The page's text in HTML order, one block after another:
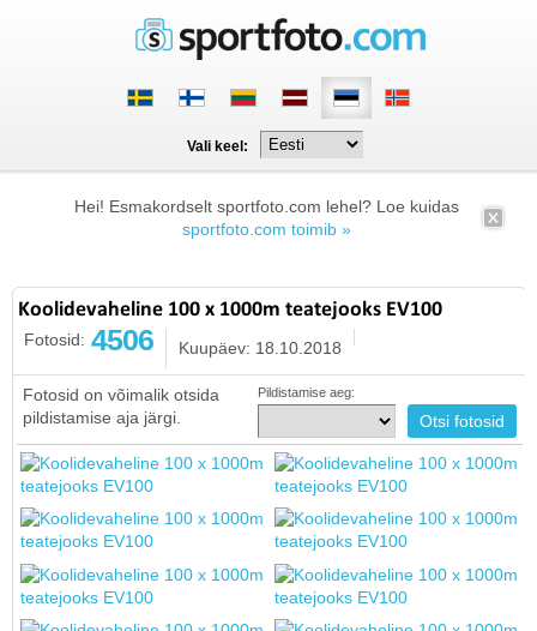
Vali keel:
Hei! Esmakordselt sportfoto.com lehel? Loe kuidas
sportfoto.com toimib »
Koolidevaheline 100 x 1000m teatejooks EV100
Fotosid: 4506 Kuupäev: 18.10.2018
Fotosid on võimalik otsida
pildistamise aja järgi.
Pildistamise aeg: